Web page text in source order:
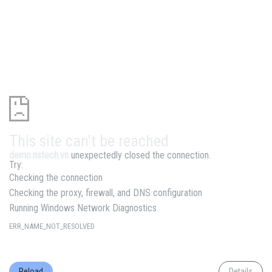
unexpectedly closed the connection.
Try:
Checking the connection
Checking the proxy, firewall, and DNS configuration
Running Windows Network Diagnostics
ERR_NAME_NOT_RESOLVED